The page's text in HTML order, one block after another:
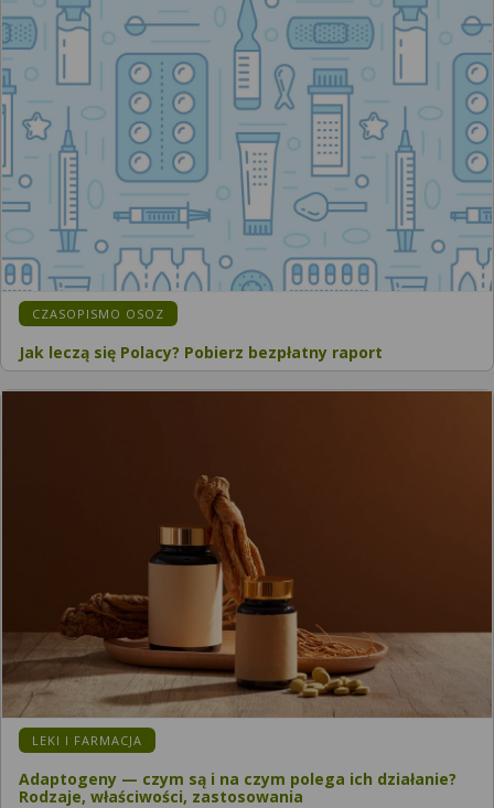
CZASOPISMO OSOZ
Jak leczą się Polacy? Pobierz bezpłatny raport
LEKI I FARMACJA
Adaptogeny — czym są i na czym polega ich działanie?
Rodzaje, właściwości, zastosowania